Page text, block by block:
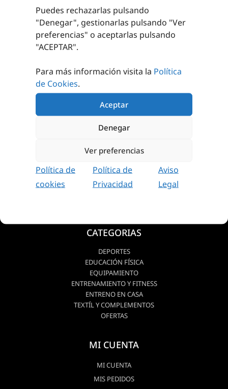
Puedes rechazarlas pulsando
"Denegar", gestionarlas pulsando "Ver
preferencias" o aceptarlas pulsando
"ACEPTAR".
Para más información visita la Política
de Cookies.
Aceptar
Denegar
Ver preferencias
Política de
cookies
Política de
Privacidad
Aviso
Legal
Nos encargamos de tus instalaciones deportivas.
CATÁLOGOS 24/25 y 25/26
TRABAJOS REALIZADOS
CATEGORIAS
DEPORTES
EDUCACIÓN FÍSICA
EQUIPAMIENTO
ENTRENAMIENTO Y FITNESS
ENTRENO EN CASA
TEXTÍL Y COMPLEMENTOS
OFERTAS
MI CUENTA
MI CUENTA
MIS PEDIDOS